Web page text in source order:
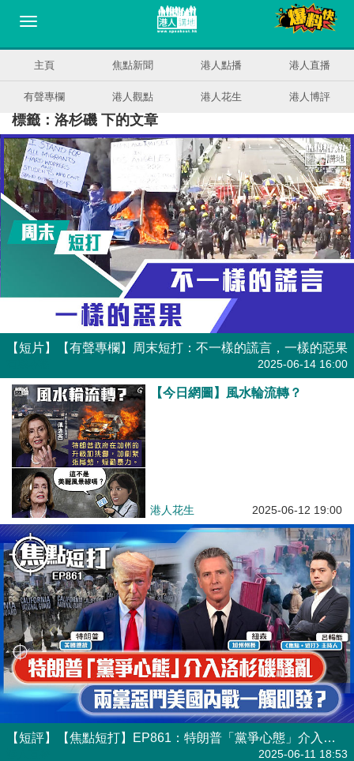
主頁 焦點新聞 港人點播 港人直播
有聲專欄 港人觀點 港人花生 港人博評
標籤：洛杉磯 下的文章
【短片】【有聲專欄】周末短打：不一樣的謊言，一樣的惡果
2025-06-14 16:00
【今日網圖】風水輪流轉？
港人花生 2025-06-12 19:00
【短評】【焦點短打】EP861：特朗普「黨爭心態」介入洛杉磯騷亂 兩黨惡鬥美國內戰一觸即發？
2025-06-11 18:53